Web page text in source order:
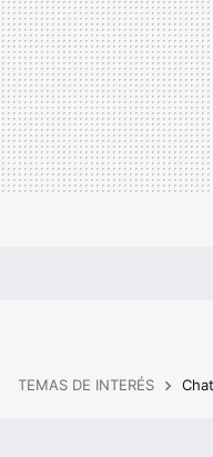
TEMAS DE INTERÉS